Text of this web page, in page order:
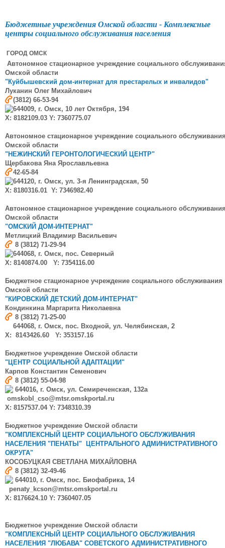
Бюджетные учреждения Омской области - Комплексные
центры социального обслуживания населения
ГОРОД ОМСК
Автономное стационарное учреждение социального
Омской области
"Куйбышевский дом-интернат для престарелых и инвалидов"
Луканин Олег Михайлович
(3812) 66-53-94
644009, г. Омск, 10 лет Октября, 194
X: 8182109.03 Y: 7360775.07
Автономное стационарное учреждение социального
Омской области
"НЕЖИНСКИЙ ГЕРОНТОЛОГИЧЕСКИЙ ЦЕНТР"
ЩербаковаЯна Ярославльевна
42-65-84
644120, г. Омск, ул. 3-я Ленинградская, 50
X: 8180316.01 Y: 7346982.40
Автономное стационарное учреждение социального
Омской области
"ОМСКИЙ ДОМ-ИНТЕРНАТ"
Метлицкий Владимир Васильевич
8 (3812) 71-29-94
644068, г. Омск, пос. Северный
X: 8140874.00 Y: 7354116.00
Бюджетное стационарное учреждение социального обслуживания
Омской области
"КИРОВСКИЙ ДЕТСКИЙ ДОМ-ИНТЕРНАТ"
Кондинкина Маргарита Николаевна
8 (3812) 71-25-00
644068, г. Омск, пос. Входной, ул. Челябинская, 2
X: 8143426.60 Y: 353157.16
Бюджетное учреждение Омской области
"ЦЕНТР СОЦИАЛЬНОЙ АДАПТАЦИИ"
Карпов Константин Семенович
8 (3812) 55-04-98
644016, г. Омск, ул. Семиреченская, 132а
omskobl_cso@mtsr.omskportal.ru
X: 8157537.04 Y: 7348310.39
Бюджетное учреждение Омской области
"КОМПЛЕКСНЫЙ ЦЕНТР СОЦИАЛЬНОГО ОБСЛУЖИВАНИЯ
НАСЕЛЕНИЯ "ПЕНАТЫ"
ЦЕНТРАЛЬНОГО АДМИНИСТРАТИВНОГО
ОКРУГА"
КОСОБУЦКАЯ СВЕТЛАНА МИХАЙЛОВНА
8 (3812) 32-49-46
644010, г. Омск, пос. Биофабрика, 14
penaty_kcson@mtsr.omskportal.ru
X: 8176624.10 Y: 7360407.05
Бюджетное учреждение Омской области
"КОМПЛЕКСНЫЙ ЦЕНТР СОЦИАЛЬНОГО ОБСЛУЖИВАНИЯ
НАСЕЛЕНИЯ "ЛЮБАВА" СОВЕТСКОГО АДМИНИСТРАТИВНОГО